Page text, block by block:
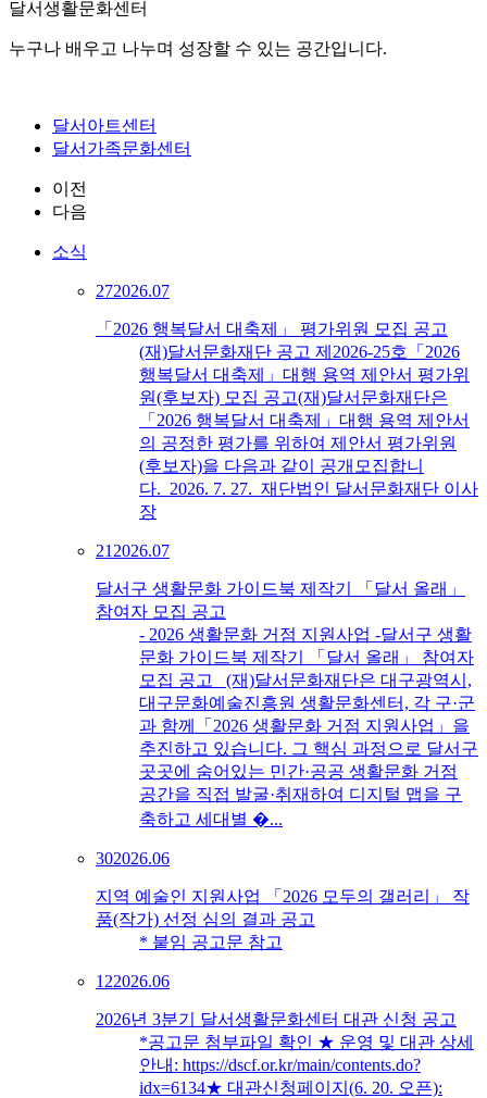
달서생활문화센터
누구나 배우고 나누며 성장할 수 있는 공간입니다.
달서아트센터
달서가족문화센터
이전
다음
소식
272026.07
「2026 행복달서 대축제」 평가위원 모집 공고
(재)달서문화재단 공고 제2026-25호「2026
행복달서 대축제」대행 용역 제안서 평가위
원(후보자) 모집 공고(재)달서문화재단은
「2026 행복달서 대축제」대행 용역 제안서
의 공정한 평가를 위하여 제안서 평가위원
(후보자)을 다음과 같이 공개모집합니
다. 2026. 7. 27. 재단법인 달서문화재단 이사
장
21 2026.07
달서구 생활문화 가이드북 제작기 「달서 올래」
참여자 모집 공고
- 2026 생활문화 거점 지원사업 -달서구 생활
문화 가이드북 제작기 「달서 올래」 참여자
모집 공고 (재)달서문화재단은 대구광역시,
대구문화예술진흥원 생활문화센터, 각 구·군
과 함께「2026 생활문화 거점 지원사업」을
추진하고 있습니다. 그 핵심 과정으로 달서구
곳곳에 숨어있는 민간·공공 생활문화 거점
공간을 직접 발굴·취재하여 디지털 맵을 구
축하고 세대별 �...
302026.06
지역 예술인 지원사업 「2026 모두의 갤러리」 작
품(작가) 선정 심의 결과 공고
* 붙임 공고문 참고
122026.06
2026년 3분기 달서생활문화센터 대관 신청 공고
*공고문 첨부파일 확인 ★ 운영 및 대관 상세
안내: https://dscf.or.kr/main/contents.do?
idx=6134★ 대관신청페이지(6. 20. 오픈):